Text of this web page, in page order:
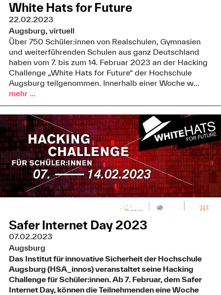
White Hats for Future
22.02.2023
Augsburg, virtuell
Über 750 Schüler:innen von Realschulen, Gymnasien
und weiterführenden Schulen aus ganz Deutschland
haben vom 7. bis zum 14. Februar 2023 an der Hacking
Challenge „White Hats for Future“ der Hochschule
Augsburg teilgenommen. Innerhalb einer Woche w...
mehr ...
Safer Internet Day 2023
07.02.2023
Augsburg
Das Institut für innovative Sicherheit der Hochschule
Augsburg (HSA_innos) veranstaltet seine Hacking
Challenge für Schüler:innen. Ab 7. Februar, dem Safer
Internet Day, können die Teilnehmenden eine Woche